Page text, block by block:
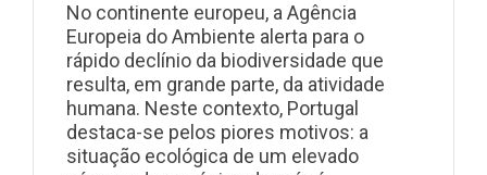
No continente europeu, a Agência
Europeia do Ambiente alerta para o
rápido declínio da biodiversidade que
resulta, em grande parte, da atividade
humana. Neste contexto, Portugal
destaca-se pelos piores motivos: a
situação ecológica de um elevado